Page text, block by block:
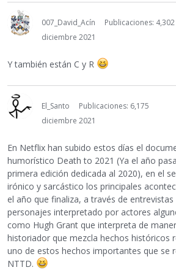
007_David_Acín
Publicaciones: 4,302
diciembre 2021
Y también están C y R
El_Santo
Publicaciones: 6,175
diciembre 2021
En Netflix han subido estos días el
humorístico Death to 2021 (Ya el año
primera edición dedicada al 2020), en el
irónico y sarcástico los principales
el año que finaliza, a través de
personajes interpretado por actores
como Hugh Grant que interpreta de
historiador que mezcla hechos históricos
uno de estos hechos importantes que se
NTTD.